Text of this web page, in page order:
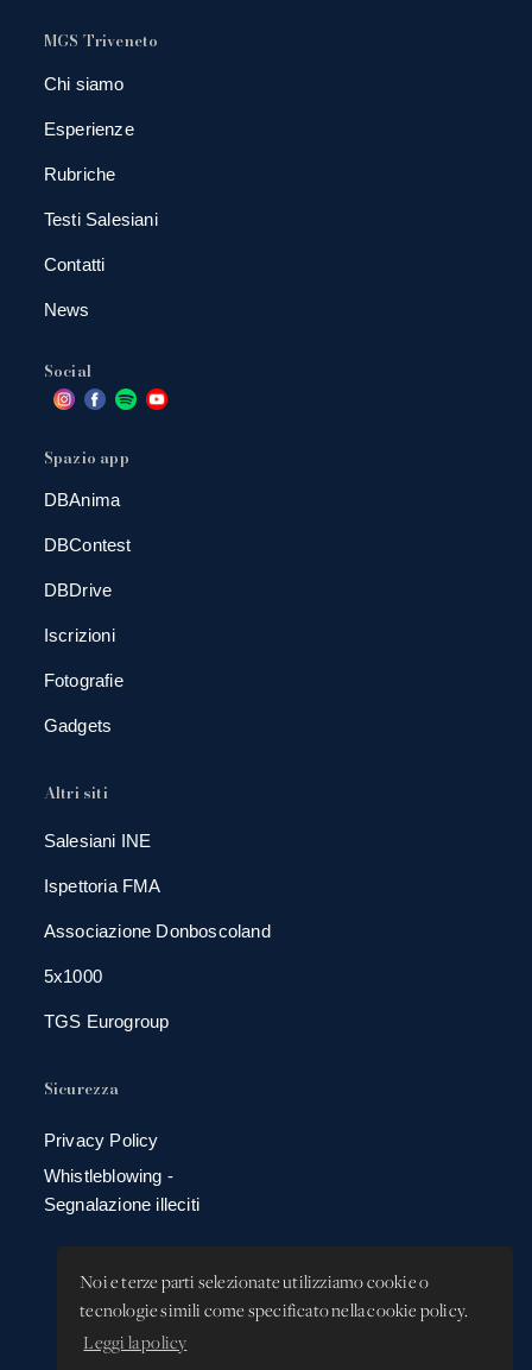
Noi e terze parti selezionate utilizziamo cookie o
tecnologie simili come specificato nella cookie policy.
Leggi la policy
MGS Triveneto
Chi siamo
Esperienze
Rubriche
Testi Salesiani
Contatti
News
Social
Spazio app
DBAnima
DBContest
DBDrive
Iscrizioni
Fotografie
Gadgets
Altri siti
Salesiani INE
Ispettoria FMA
Associazione Donboscoland
5x1000
TGS Eurogroup
Sicurezza
Privacy Policy
Whistleblowing -
Segnalazione illeciti